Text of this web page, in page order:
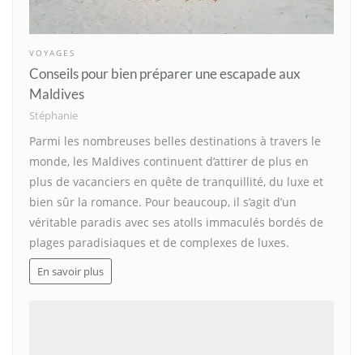
VOYAGES
Conseils pour bien préparer une escapade aux
Maldives
Stéphanie
Parmi les nombreuses belles destinations à travers le
monde, les Maldives continuent d’attirer de plus en
plus de vacanciers en quête de tranquillité, du luxe et
bien sûr la romance. Pour beaucoup, il s’agit d’un
véritable paradis avec ses atolls immaculés bordés de
plages paradisiaques et de complexes de luxes.
En savoir plus